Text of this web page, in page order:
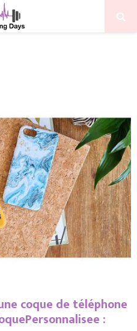
coque de téléphone
: